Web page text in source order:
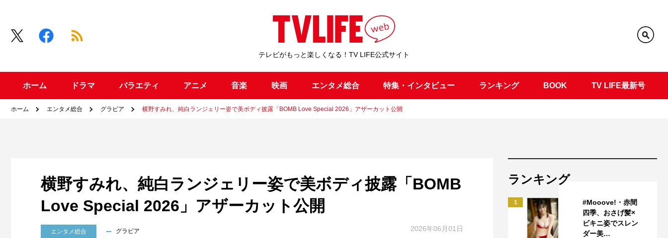
テレビがもっと楽しくなる！TV LIFE公式サイト
ホーム ドラマ バラエティ アニメ 音楽 映画 エンタメ総合 特集・インタビュー ランキング BOOK TV LIFE最新号
ホーム エンタメ総合 グラビア 横野すみれ、純白ランジェリー姿で美ボディ披露「BOMB Love Special 2026」アザーカット公開
横野すみれ、純白ランジェリー姿で美ボディ披露「BOMB
Love Special 2026」アザーカット公開
エンタメ総合 グラビア 2026年06月01日
ランキング
1
#Mooove!・赤間
四季、おさげ髪×
ビキニ姿でスレン
ダー美…